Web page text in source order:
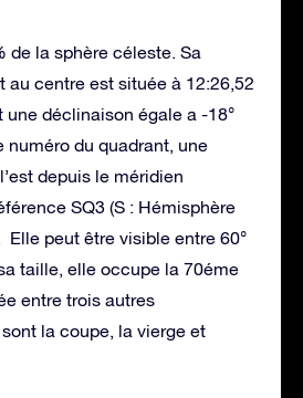
de la sphère céleste. Sa
au centre est située à 12:26,52
déclinaison égale a -18°
numéro du quadrant, une
depuis le méridien
SQ3 (S : Hémisphère
Elle peut être visible entre 60°
taille, elle occupe la 70éme
entre trois autres
la coupe, la vierge et